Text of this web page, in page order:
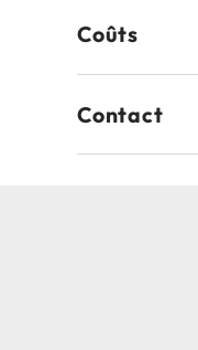
Coûts
Contact